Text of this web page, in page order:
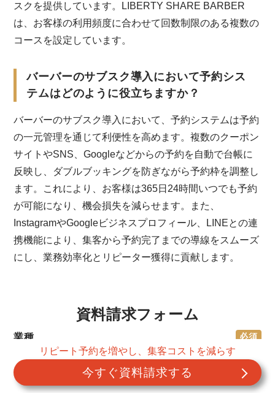
スクを提供しています。LIBERTY SHARE BARBER
は、お客様の利用頻度に合わせて回数制限のある複数の
コースを設定しています。
バーバーのサブスク導入において予約シス
テムはどのように役立ちますか？
バーバーのサブスク導入において、予約システムは予約
の一元管理を通じて利便性を高めます。複数のクーポン
サイトやSNS、Googleなどからの予約を自動で台帳に
反映し、ダブルブッキングを防ぎながら予約枠を調整し
ます。これにより、お客様は365日24時間いつでも予約
が可能になり、機会損失を減らせます。また、
InstagramやGoogleビジネスプロフィール、LINEとの連
携機能により、集客から予約完了までの導線をスムーズ
にし、業務効率化とリピーター獲得に貢献します。
資料請求フォーム
業種
店舗数
リピート予約を増やし、集客コストを減らす
今すぐ資料請求する